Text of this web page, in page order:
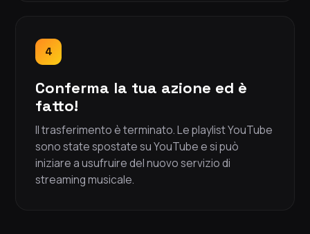
4
Conferma la tua azione ed è
fatto!
Il trasferimento è terminato. Le playlist YouTube
sono state spostate su YouTube e si può
iniziare a usufruire del nuovo servizio di
streaming musicale.